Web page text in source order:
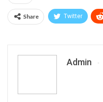
Share Twitter
Admin